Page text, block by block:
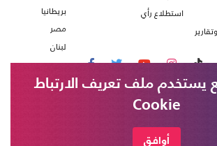
استطلاع رأي
بريطانيا
مصر
لبنان
يستخدم ملف تعريف الارتباط
Cookie
أوافق